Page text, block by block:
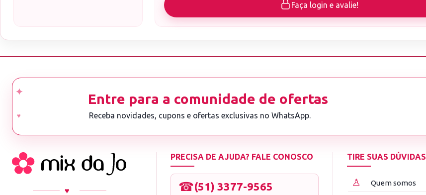
Faça login e avalie!
Entre para a comunidade de ofertas
Receba novidades, cupons e ofertas exclusivas no WhatsApp.
♥
PRECISA DE AJUDA? FALE CONOSCO
☎(51) 3377-9565
TIRE SUAS DÚVIDAS
♙ Quem somos